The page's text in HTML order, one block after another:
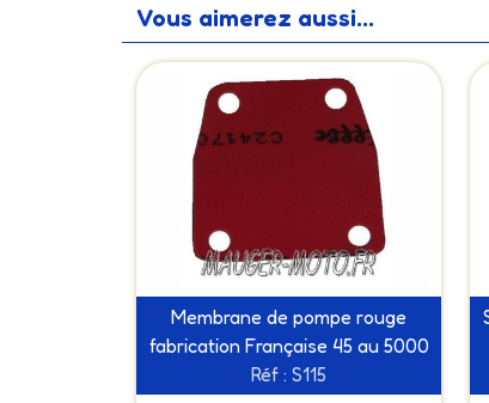
Vous aimerez aussi...
Membrane de pompe rouge
fabrication Française 45 au 5000
Réf : S115